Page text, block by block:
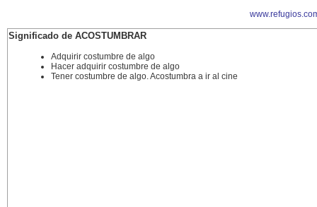
Significado de ACOSTUMBRAR
Adquirir costumbre de algo
Hacer adquirir costumbre de algo
Tener costumbre de algo. Acostumbra a ir al cine